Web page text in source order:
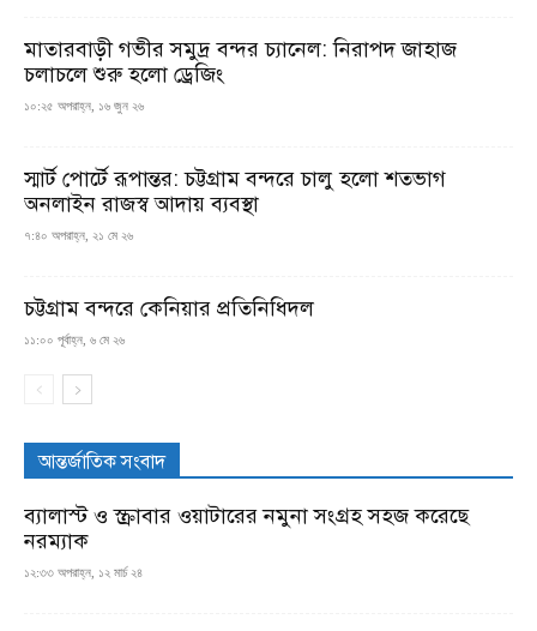
মাতারবাড়ী গভীর সমুদ্র বন্দর চ্যানেল: নিরাপদ জাহাজ
চলাচলে শুরু হলো ড্রেজিং
১০:২৫ অপরাহ্ন, ১৬ জুন ২৬
স্মার্ট পোর্টে রূপান্তর: চট্টগ্রাম বন্দরে চালু হলো শতভাগ
অনলাইন রাজস্ব আদায় ব্যবস্থা
৭:৪০ অপরাহ্ন, ২১ মে ২৬
চট্টগ্রাম বন্দরে কেনিয়ার প্রতিনিধিদল
১১:০০ পূর্বাহ্ন, ৬ মে ২৬
আন্তর্জাতিক সংবাদ
ব্যালাস্ট ও স্ক্রাবার ওয়াটারের নমুনা সংগ্রহ সহজ করেছে
নরম্যাক
১২:৩৩ অপরাহ্ন, ১২ মার্চ ২৪